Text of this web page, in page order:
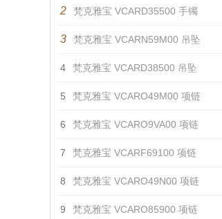
2 梵克雅宝 VCARD35500 手镯
3 梵克雅宝 VCARN59M00 吊坠
4 梵克雅宝 VCARD38500 吊坠
5 梵克雅宝 VCARO49M00 项链
6 梵克雅宝 VCARO9VA00 项链
7 梵克雅宝 VCARF69100 项链
8 梵克雅宝 VCARO49N00 项链
9 梵克雅宝 VCARO85900 项链